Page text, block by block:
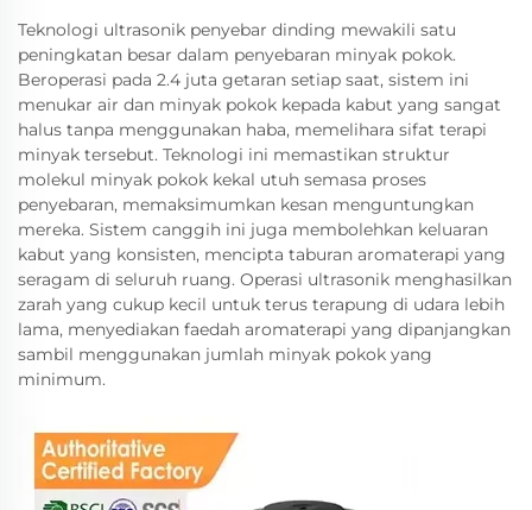
Teknologi ultrasonik penyebar dinding mewakili satu
peningkatan besar dalam penyebaran minyak pokok.
Beroperasi pada 2.4 juta getaran setiap saat, sistem ini
menukar air dan minyak pokok kepada kabut yang sangat
halus tanpa menggunakan haba, memelihara sifat terapi
minyak tersebut. Teknologi ini memastikan struktur
molekul minyak pokok kekal utuh semasa proses
penyebaran, memaksimumkan kesan menguntungkan
mereka. Sistem canggih ini juga membolehkan keluaran
kabut yang konsisten, mencipta taburan aromaterapi yang
seragam di seluruh ruang. Operasi ultrasonik menghasilkan
zarah yang cukup kecil untuk terus terapung di udara lebih
lama, menyediakan faedah aromaterapi yang dipanjangkan
sambil menggunakan jumlah minyak pokok yang
minimum.